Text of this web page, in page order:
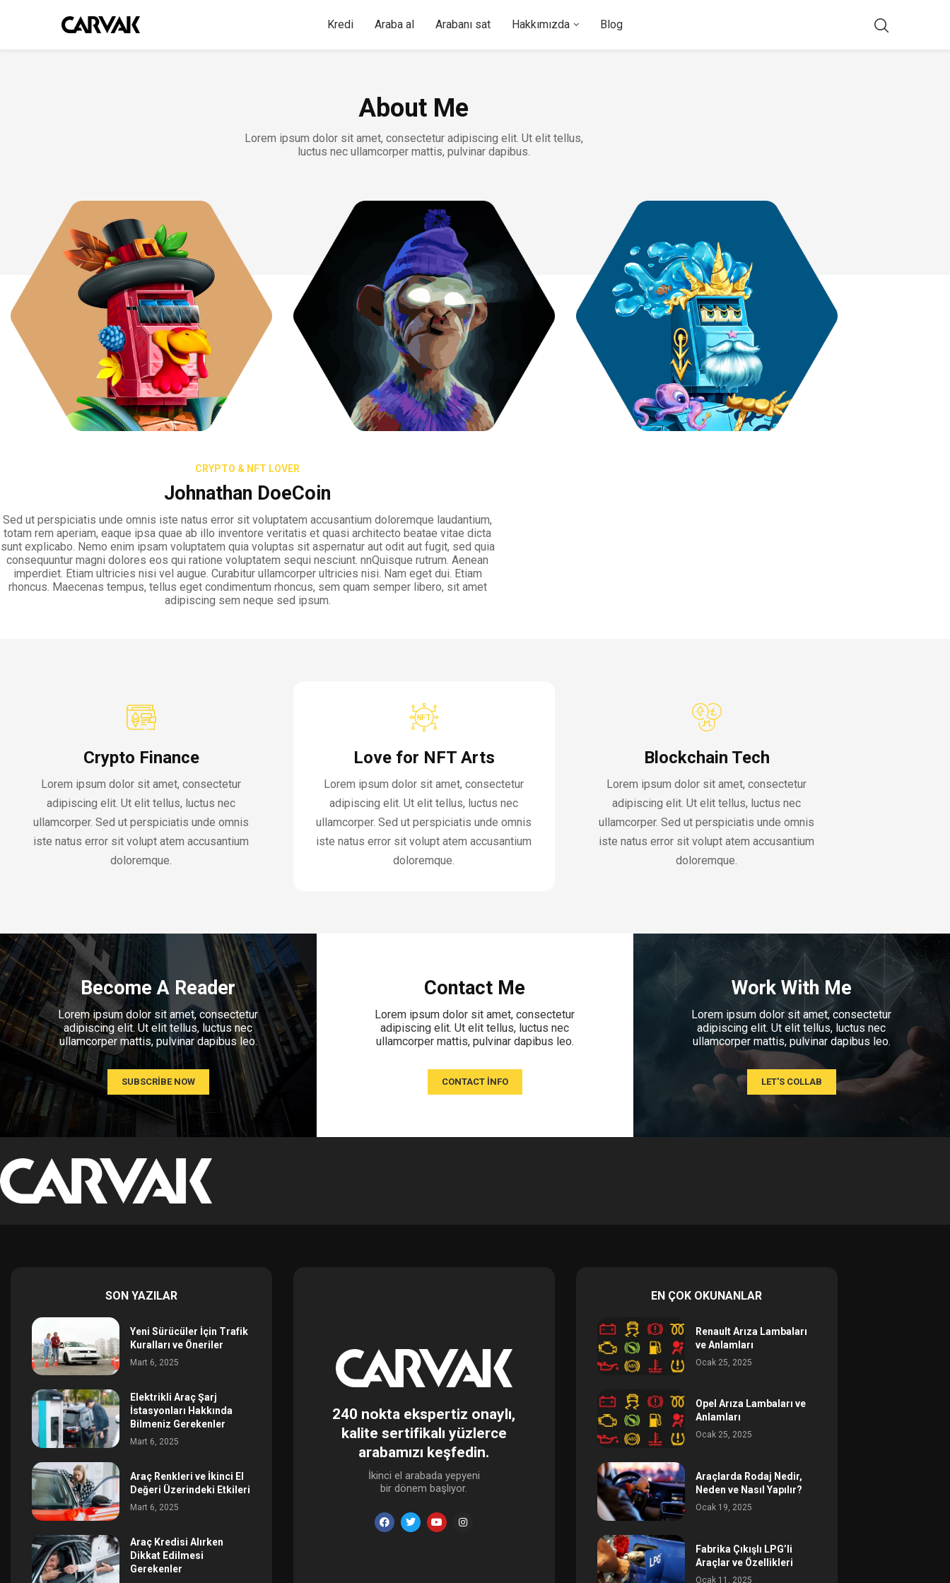
Kredi Araba al Arabanı sat Hakkımızda Blog
About Me
Lorem ipsum dolor sit amet, consectetur adipiscing elit. Ut elit tellus,
luctus nec ullamcorper mattis, pulvinar dapibus.
CRYPTO & NFT LOVER
Johnathan DoeCoin
Sed ut perspiciatis unde omnis iste natus error sit voluptatem accusantium doloremque laudantium,
totam rem aperiam, eaque ipsa quae ab illo inventore veritatis et quasi architecto beatae vitae dicta
sunt explicabo. Nemo enim ipsam voluptatem quia voluptas sit aspernatur aut odit aut fugit, sed quia
consequuntur magni dolores eos qui ratione voluptatem sequi nesciunt. nnQuisque rutrum. Aenean
imperdiet. Etiam ultricies nisi vel augue. Curabitur ullamcorper ultricies nisi. Nam eget dui. Etiam
rhoncus. Maecenas tempus, tellus eget condimentum rhoncus, sem quam semper libero, sit amet
adipiscing sem neque sed ipsum.
Crypto Finance
Lorem ipsum dolor sit amet, consectetur
adipiscing elit. Ut elit tellus, luctus nec
ullamcorper. Sed ut perspiciatis unde omnis
iste natus error sit volupt atem accusantium
doloremque.
Love for NFT Arts
Lorem ipsum dolor sit amet, consectetur
adipiscing elit. Ut elit tellus, luctus nec
ullamcorper. Sed ut perspiciatis unde omnis
iste natus error sit volupt atem accusantium
doloremque.
Blockchain Tech
Lorem ipsum dolor sit amet, consectetur
adipiscing elit. Ut elit tellus, luctus nec
ullamcorper. Sed ut perspiciatis unde omnis
iste natus error sit volupt atem accusantium
doloremque.
Become A Reader
Lorem ipsum dolor sit amet, consectetur
adipiscing elit. Ut elit tellus, luctus nec
ullamcorper mattis, pulvinar dapibus leo.
SUBSCRIBE NOW
Contact Me
Lorem ipsum dolor sit amet, consectetur
adipiscing elit. Ut elit tellus, luctus nec
ullamcorper mattis, pulvinar dapibus leo.
CONTACT INFO
Work With Me
Lorem ipsum dolor sit amet, consectetur
adipiscing elit. Ut elit tellus, luctus nec
ullamcorper mattis, pulvinar dapibus leo.
LET'S COLLAB
SON YAZILAR
Yeni Sürücüler İçin Trafik
Kuralları ve Öneriler
Mart 6, 2025
Elektrikli Araç Şarj
İstasyonları Hakkında
Bilmeniz Gerekenler
Mart 6, 2025
Araç Renkleri ve İkinci El
Değeri Üzerindeki Etkileri
Mart 6, 2025
Araç Kredisi Alırken
Dikkat Edilmesi
Gerekenler
240 nokta ekspertiz onaylı,
kalite sertifikalı yüzlerce
arabamızı keşfedin.
İkinci el arabada yepyeni
bir dönem başlıyor.
EN ÇOK OKUNANLAR
Renault Arıza Lambaları
ve Anlamları
Ocak 25, 2025
Opel Arıza Lambaları ve
Anlamları
Ocak 25, 2025
Araçlarda Rodaj Nedir,
Neden ve Nasıl Yapılır?
Ocak 19, 2025
Fabrika Çıkışlı LPG’li
Araçlar ve Özellikleri
Ocak 11, 2025